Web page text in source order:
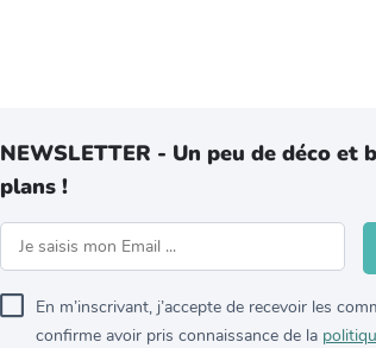
NEWSLETTER - Un peu de déco et
plans !
En m’inscrivant, j’accepte de recevoir les
confirme avoir pris connaissance de la